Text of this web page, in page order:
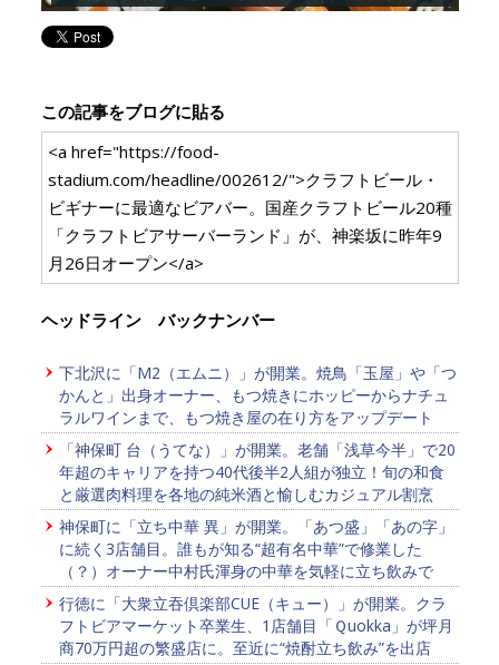
この記事をブログに貼る
<a href="https://food-
stadium.com/headline/002612/">クラフトビール・
ビギナーに最適なビアバー。国産クラフトビール20種
「クラフトビアサーバーランド」が、神楽坂に昨年9
月26日オープン</a>
ヘッドライン バックナンバー
下北沢に「M2（エムニ）」が開業。焼鳥「玉屋」や「つ
かんと」出身オーナー、もつ焼きにホッピーからナチュ
ラルワインまで、もつ焼き屋の在り方をアップデート
「神保町 台（うてな）」が開業。老舗「浅草今半」で20
年超のキャリアを持つ40代後半2人組が独立！旬の和食
と厳選肉料理を各地の純米酒と愉しむカジュアル割烹
神保町に「立ち中華 異」が開業。「あつ盛」「あの字」
に続く3店舗目。誰もが知る“超有名中華”で修業した
（？）オーナー中村氏渾身の中華を気軽に立ち飲みで
行徳に「大衆立吞倶楽部CUE（キュー）」が開業。クラ
フトビアマーケット卒業生、1店舗目「Ｑuokka」が坪月
商70万円超の繁盛店に。至近に“焼酎立ち飲み”を出店